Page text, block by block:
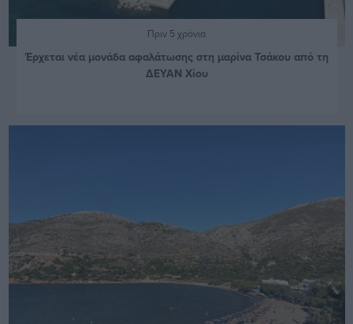
Πριν 5 χρόνια
Έρχεται νέα μονάδα αφαλάτωσης στη μαρίνα Τσάκου από τη
ΔΕΥΑΝ Χίου